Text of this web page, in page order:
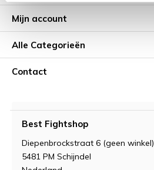
Mijn account
Alle Categorieën
Contact
Best Fightshop
Diepenbrockstraat 6 (geen winkel)
5481 PM Schijndel